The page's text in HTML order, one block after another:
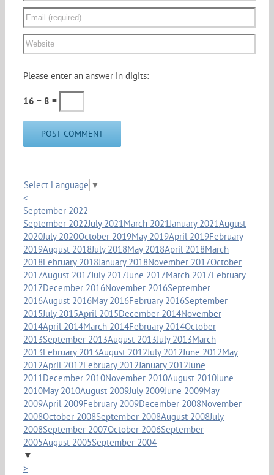
Please enter an answer in digits:
16 − 8 =
Select Language ▼
<
September 2022
September 2022July 2021March 2021January 2021August
2020July 2020October 2019May 2019April 2019February
2019August 2018July 2018May 2018April 2018March
2018February 2018January 2018November 2017October
2017August 2017July 2017June 2017March 2017February
2017December 2016November 2016September
2016August 2016May 2016February 2016September
2015July 2015April 2015December 2014November
2014April 2014March 2014February 2014October
2013September 2013August 2013July 2013March
2013February 2013August 2012July 2012June 2012May
2012April 2012February 2012January 2012June
2011December 2010November 2010August 2010June
2010May 2010August 2009July 2009June 2009May
2009April 2009February 2009December 2008November
2008October 2008September 2008August 2008July
2008September 2007October 2006September
2005August 2005September 2004
▼
>